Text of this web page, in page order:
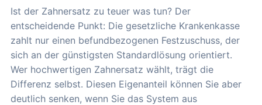
Ist der Zahnersatz zu teuer was tun? Der
entscheidende Punkt: Die gesetzliche Krankenkasse
zahlt nur einen befundbezogenen Festzuschuss, der
sich an der günstigsten Standardlösung orientiert.
Wer hochwertigen Zahnersatz wählt, trägt die
Differenz selbst. Diesen Eigenanteil können Sie aber
deutlich senken, wenn Sie das System aus